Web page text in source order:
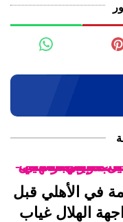
في الأهلي قبل
الهلال غياب